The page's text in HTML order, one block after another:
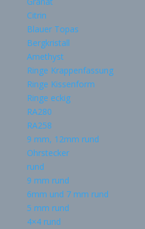
Citrin
Blauer Topas
Bergkristall
Amethyst
Ringe Krappenfassung
Ringe Kissenform
Ringe eckig
RA280
RA258
9 mm, 12mm rund
Ohrstecker
rund
9 mm rund
6mm und 7 mm rund
5 mm rund
4×4 rund